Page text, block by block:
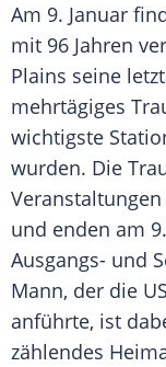
Am 9. Januar
mit 96 Jahren
Plains seine
mehrtägiges
wichtigste
wurden. Die
und enden am 9.
Ausgangs- und
Mann, der die
anführte, ist
zählendes